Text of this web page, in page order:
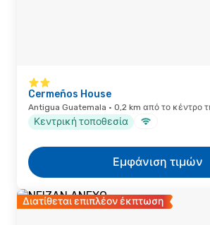
Cermeños House
Antigua Guatemala · 0,2 km από το κέντρο
Κεντρική τοποθεσία
Εμφάνιση τιμών
Διατίθεται επιπλέον έκπτωση